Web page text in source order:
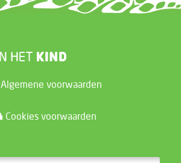
Algemene voorwaarden
Cookies voorwaarden